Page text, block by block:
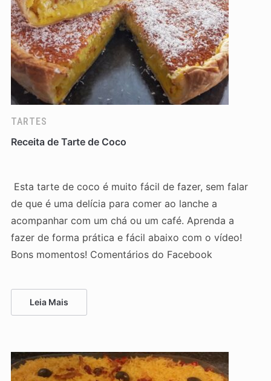
TARTES
Receita de Tarte de Coco
Esta tarte de coco é muito fácil de fazer, sem falar
de que é uma delícia para comer ao lanche a
acompanhar com um chá ou um café. Aprenda a
fazer de forma prática e fácil abaixo com o vídeo!
Bons momentos! Comentários do Facebook
Leia Mais